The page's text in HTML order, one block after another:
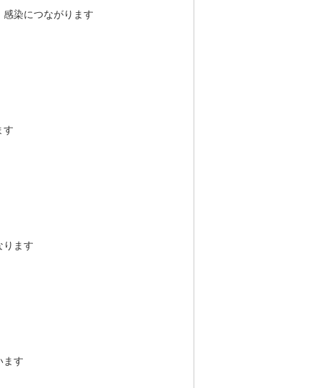
染につながります
す
ます
す